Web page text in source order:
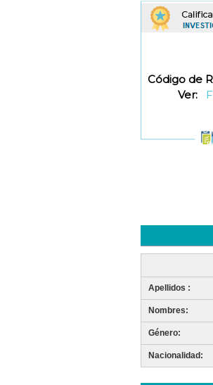
Código de
Ver:
Apellidos :
Nombres:
Género:
Nacionalidad: